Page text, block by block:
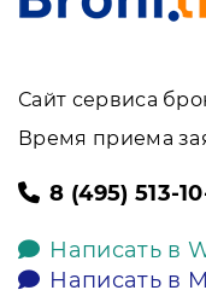
Сайт сервиса
Время приема
8 (495) 513-
Написать в
Написать в